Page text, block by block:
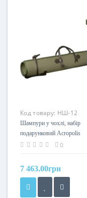
Код товару: НШ-12
Шампури у чохлі, набір
подарунковий Acropolis
НШ-12
0
7 463.00грн